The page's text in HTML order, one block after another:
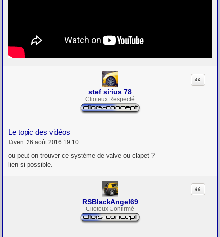
stef sirius 78
Clioteux Respecté
Le topic des vidéos
Citation
e
s
a
ven. 26 août 2016 19:10
ou peut on trouver ce système de valve ou clapet ?
lien si possible.
RSBlackAngel69
Clioteux Confirmé
Citation